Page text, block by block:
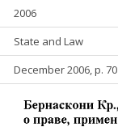
2006
State and Law
December 2006, p. 70